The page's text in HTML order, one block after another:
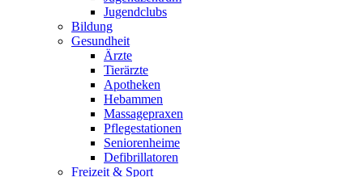
Jugendclubs
Bildung
Gesundheit
Ärzte
Tierärzte
Apotheken
Hebammen
Massagepraxen
Pflegestationen
Seniorenheime
Defibrillatoren
Freizeit & Sport